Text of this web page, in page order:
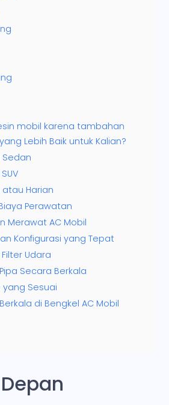
mobil karena tambahan
Lebih Baik untuk Kalian?
Sedan
atau Harian
Perawatan
Merawat AC Mobil
Konfigurasi yang Tepat
Udara
Secara Berkala
Sesuai
di Bengkel AC Mobil